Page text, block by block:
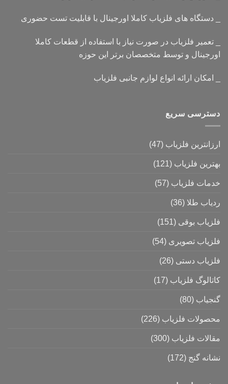
_ دستگاه های فلزیاب کاملا اورجینال با قابلیت تست حضوری
_ تعمیر فلزیاب در صورت نیاز با استفاده از قطعات کاملا
اورجینال و توسط متخصصان برتر این حوزه
_ امکان ارائه انواع لوازم جانبی فلزیاب
دسترسی سریع
ارزانترین فلزیاب (47)
بهترین فلزیاب (121)
خدمات فلزیاب (57)
ردیاب طلا (36)
فلزیاب بوقی (151)
فلزیاب تصویری (54)
فلزیاب دستی (26)
کاتالوگ فلزیاب (17)
گنجیاب (80)
محصولات فلزیاب (226)
مقالات فلزیاب (300)
نشانه گنج (172)